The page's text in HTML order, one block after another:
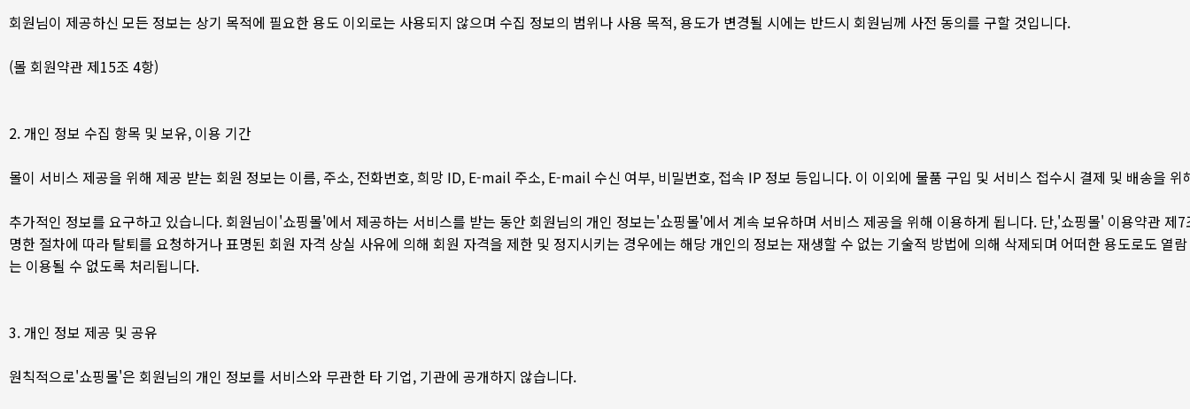
회원님이 제공하신 모든 정보는 상기 목적에 필요한 용도 이외로는 사용되지 않으며 수집 정보의 범위나 사용 목적, 용도가 변경될 시에는 반드시 회원님께 사전 동의를 구할 것입니다.
(몰 회원약관 제15조 4항)
2. 개인 정보 수집 항목 및 보유, 이용 기간
몰이 서비스 제공을 위해 제공 받는 회원 정보는 이름, 주소, 전화번호, 희망 ID, E-mail 주소, E-mail 수신 여부, 비밀번호, 접속 IP 정보 등입니다. 이 이외에 물품 구입 및 서비스 접수시 결제 및 배송을
추가적인 정보를 요구하고 있습니다. 회원님이'쇼핑몰'에서 제공하는 서비스를 받는 동안 회원님의 개인 정보는'쇼핑몰'에서 계속 보유하며 서비스 제공을 위해 이용하게 됩니다. 단,'쇼핑몰' 이용약관 제7
명한 절차에 따라 탈퇴를 요청하거나 표명된 회원 자격 상실 사유에 의해 회원 자격을 제한 및 정지시키는 경우에는 해당 개인의 정보는 재생할 수 없는 기술적 방법에 의해 삭제되며 어떠한 용도로도 열
는 이용될 수 없도록 처리됩니다.
3. 개인 정보 제공 및 공유
원칙적으로'쇼핑몰'은 회원님의 개인 정보를 서비스와 무관한 타 기업, 기관에 공개하지 않습니다.